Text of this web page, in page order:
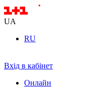
UA
RU
Вхід в кабінет
Онлайн